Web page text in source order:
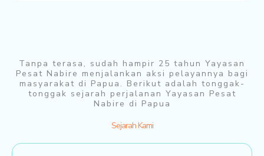
Tanpa terasa, sudah hampir 25 tahun Yayasan
Pesat Nabire menjalankan aksi pelayannya bagi
masyarakat di Papua. Berikut adalah tonggak-
tonggak sejarah perjalanan Yayasan Pesat
Nabire di Papua
Sejarah Kami